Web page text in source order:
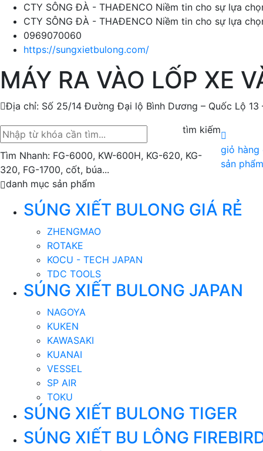
CTY SÔNG ĐÀ - THAĐENCO Niềm tin cho sự lựa
CTY SÔNG ĐÀ - THAĐENCO Niềm tin cho sự lựa
0969070060
https://sungxietbulong.com/
MÁY RA VÀO LỐP XE
Địa chỉ: Số 25/14 Đường Đại lộ Bình Dương – Quốc Lộ 13
tìm kiếm
Tìm Nhanh: FG-6000, KW-600H, KG-620, KG-
320, FG-1700, cốt, búa...
giỏ hàng
sản
danh mục sản phẩm
SÚNG XIẾT BULONG GIÁ RẺ
ZHENGMAO
ROTAKE
KOCU - TECH JAPAN
TDC TOOLS
SÚNG XIẾT BULONG JAPAN
NAGOYA
KUKEN
KAWASAKI
KUANAI
VESSEL
SP AIR
TOKU
SÚNG XIẾT BULONG TIGER
SÚNG XIẾT BU LÔNG